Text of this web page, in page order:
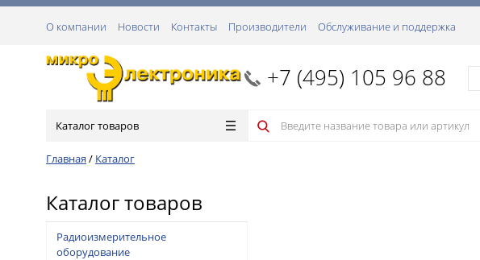
О компании Новости Контакты Производители Обслуживание и поддержка
+7 (495) 105 96 88
Каталог товаров
Главная / Каталог
Каталог товаров
Радиоизмерительное
оборудование